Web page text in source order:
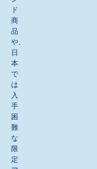
ド
商
品
や、
日
本
で
は
入
手
困
難
な
限
定